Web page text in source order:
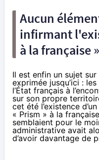
Aucun
infirmant
à la française»
Il est enfin un sujet sur
exprimée jusqu’ici :
l’État français à
sur son propre
cet été l’existence
« Prism » à la française
semblaient pour le
administrative avait
d’avoir davantage de